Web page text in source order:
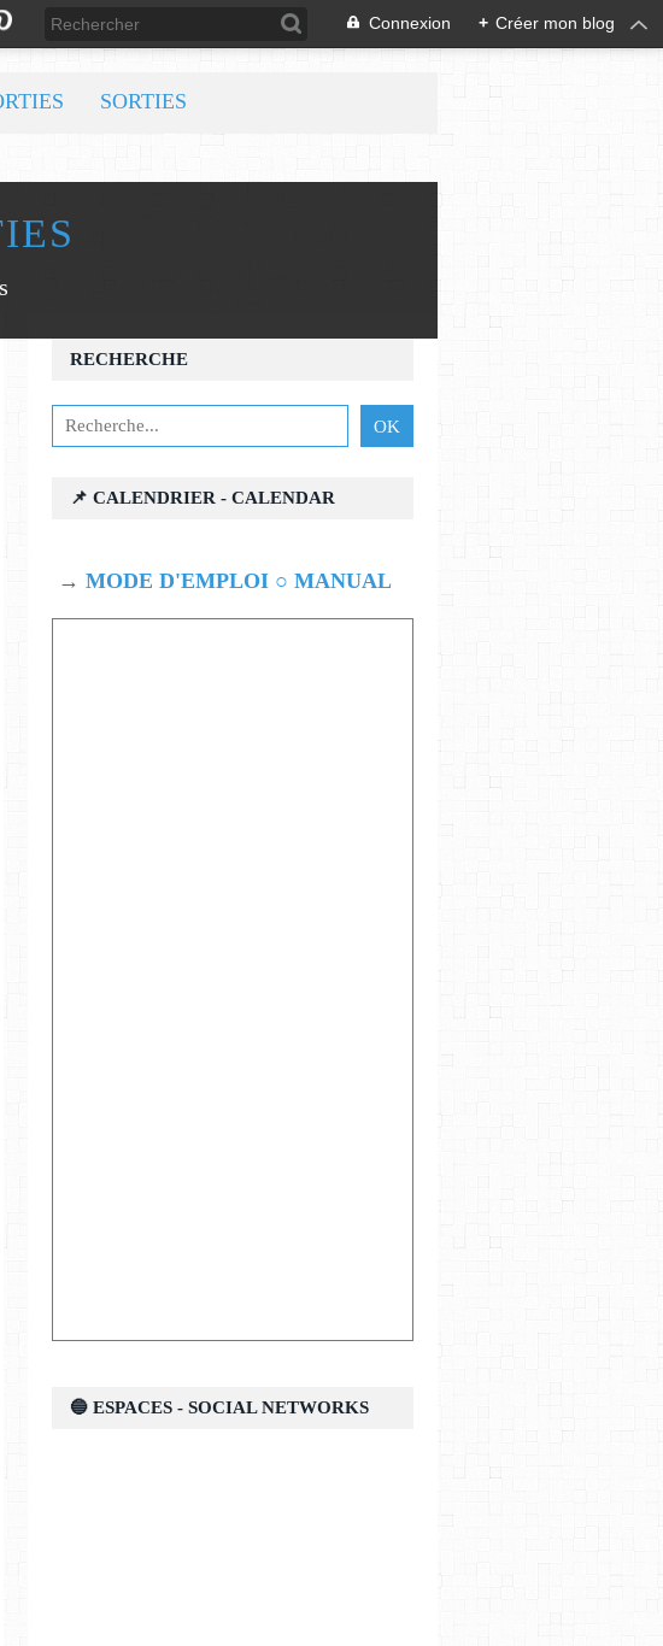
Connexion + Créer mon blog
SORTIES
RECHERCHE
📌 CALENDRIER - CALENDAR
→ MODE D'EMPLOI ○ MANUAL
🔵 ESPACES - SOCIAL NETWORKS